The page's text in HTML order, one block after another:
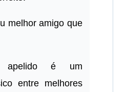
melhor amigo que
apelido é um
entre melhores